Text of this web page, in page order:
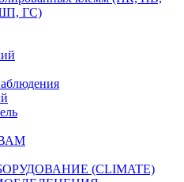
ГС)
(CLIMATE)